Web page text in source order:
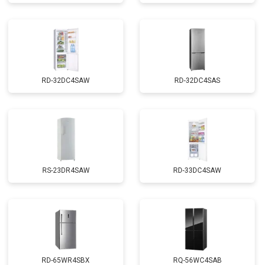
RD-32DC4SAW RD-32DC4SAS
RS-23DR4SAW RD-33DC4SAW
RD-65WR4SBX RQ-56WC4SAB